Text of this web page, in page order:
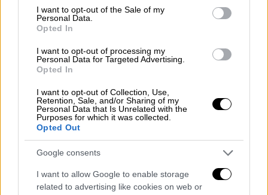
consent section.
I want to opt-out of the Sale of my
Personal Data.
Opted In
I want to opt-out of processing my
Personal Data for Targeted Advertising.
Opted In
I want to opt-out of Collection, Use,
Retention, Sale, and/or Sharing of my
Personal Data that Is Unrelated with the
Purposes for which it was collected.
Opted Out
Google consents
I want to allow Google to enable storage
related to advertising like cookies on web or
Οικονομία|26.07.2019 17:41